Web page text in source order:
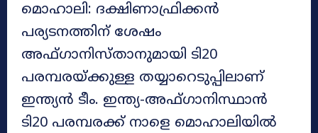
മൊഹാലി: ദക്ഷിണാഫ്രിക്കൻ
പര്യടനത്തിന് ശേഷം
അഫ്ഗാനിസ്താനുമായി ടി20
പരമ്പരയ്ക്കുള്ള തയ്യാറെടുപ്പിലാണ്
ഇന്ത്യൻ ടീം. ഇന്ത്യ-അഫ്ഗാനിസ്ഥാന്‍
ടി20 പരമ്പരക്ക് നാളെ മൊഹാലിയില്‍